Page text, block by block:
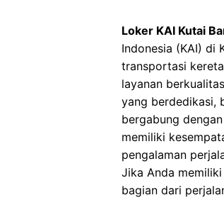
Loker KAI Kutai
Indonesia (KAI) di
transportasi
layanan
yang berdedikasi,
bergabung
memiliki
pengalaman
Jika Anda
bagian dari